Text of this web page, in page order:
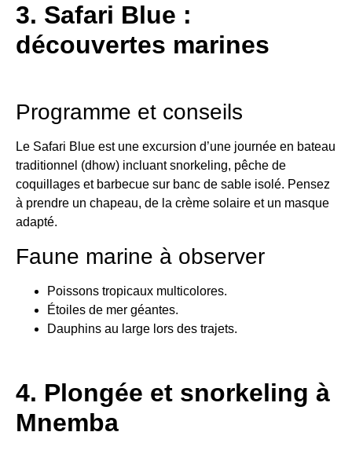
3. Safari Blue :
découvertes marines
Programme et conseils
Le Safari Blue est une excursion d’une journée en bateau
traditionnel (dhow) incluant snorkeling, pêche de
coquillages et barbecue sur banc de sable isolé. Pensez
à prendre un chapeau, de la crème solaire et un masque
adapté.
Faune marine à observer
Poissons tropicaux multicolores.
Étoiles de mer géantes.
Dauphins au large lors des trajets.
4. Plongée et snorkeling à
Mnemba